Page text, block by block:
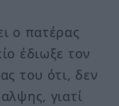
ο πατέρας
έδιωξε τον
του ότι, δεν
γιατί